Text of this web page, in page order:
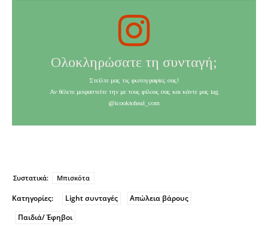
Ολοκληρώσατε τη συνταγή;
Στείλτε μας τις φωτογραφίες σας!
Αν θέλετε μοιραστείτε την με τους φίλους σας και κάντε μας tag
@icooktoheal_com
Συστατικά: Μπισκότα
Κατηγορίες: Light συνταγές
Απώλεια βάρους
Παιδιά/ Έφηβοι